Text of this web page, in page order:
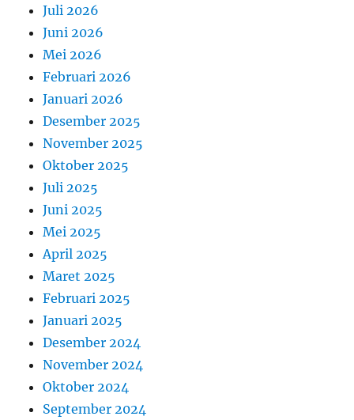
Juli 2026
Juni 2026
Mei 2026
Februari 2026
Januari 2026
Desember 2025
November 2025
Oktober 2025
Juli 2025
Juni 2025
Mei 2025
April 2025
Maret 2025
Februari 2025
Januari 2025
Desember 2024
November 2024
Oktober 2024
September 2024